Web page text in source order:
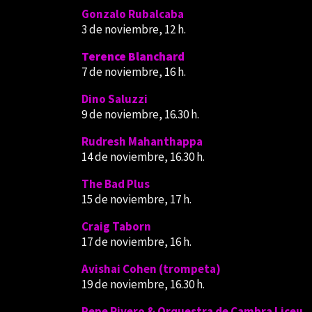
Gonzalo Rubalcaba
3 de noviembre, 12 h.
Terence Blanchard
7 de noviembre, 16 h.
Dino Saluzzi
9 de noviembre, 16.30 h.
Rudresh Mahanthappa
14 de noviembre, 16.30 h.
The Bad Plus
15 de noviembre, 17 h.
Craig Taborn
17 de noviembre, 16 h.
Avishai Cohen (trompeta)
19 de noviembre, 16.30 h.